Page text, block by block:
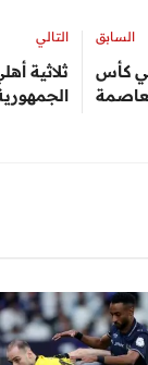
السابق
كأس
التالي